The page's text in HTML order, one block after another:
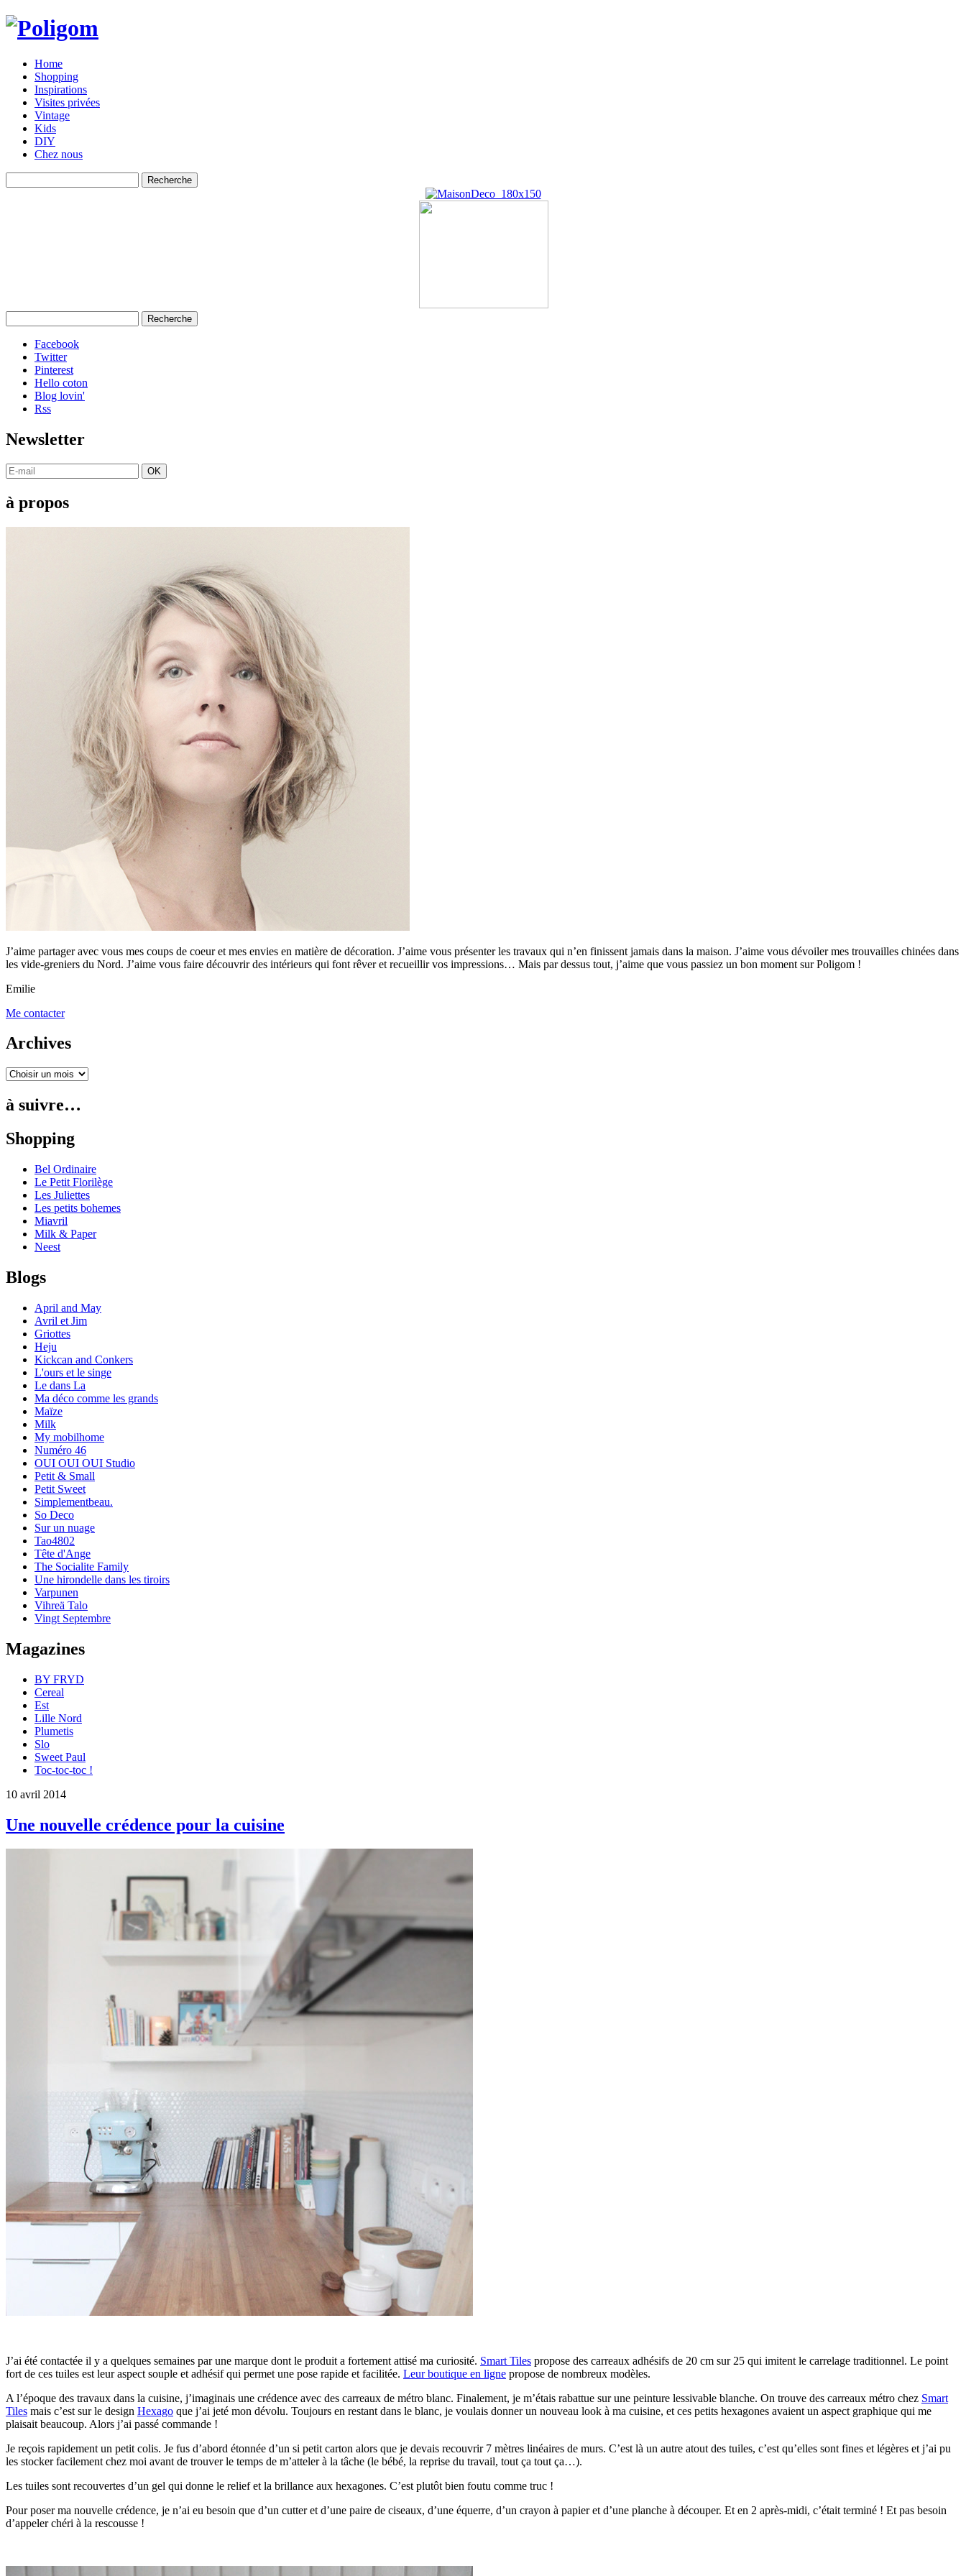
Home
Shopping
Inspirations
Visites privées
Vintage
Kids
DIY
Chez nous
Facebook
Twitter
Pinterest
Hello coton
Blog lovin'
Rss
Newsletter
OK
à propos
J’aime partager avec vous mes coups de coeur et mes envies en matière de décoration. J’aime vous présenter les travaux qui n’en finissent jamais dans la maison. J’aime vous dévoiler mes trouvailles chinées dans
les vide-greniers du Nord. J’aime vous faire découvrir des intérieurs qui font rêver et recueillir vos impressions… Mais par dessus tout, j’aime que vous passiez un bon moment sur Poligom !
Emilie
Me contacter
Archives
à suivre…
Shopping
Bel Ordinaire
Le Petit Florilège
Les Juliettes
Les petits bohemes
Miavril
Milk & Paper
Neest
Blogs
April and May
Avril et Jim
Griottes
Heju
Kickcan and Conkers
L'ours et le singe
Le dans La
Ma déco comme les grands
Maïze
Milk
My mobilhome
Numéro 46
OUI OUI OUI Studio
Petit & Small
Petit Sweet
Simplementbeau.
So Deco
Sur un nuage
Tao4802
Tête d'Ange
The Socialite Family
Une hirondelle dans les tiroirs
Varpunen
Vihreä Talo
Vingt Septembre
Magazines
BY FRYD
Cereal
Est
Lille Nord
Plumetis
Slo
Sweet Paul
Toc-toc-toc !
10 avril 2014
Une nouvelle crédence pour la cuisine
J’ai été contactée il y a quelques semaines par une marque dont le produit a fortement attisé ma curiosité. Smart Tiles propose des carreaux adhésifs de 20 cm sur 25 qui imitent le carrelage traditionnel. Le point
fort de ces tuiles est leur aspect souple et adhésif qui permet une pose rapide et facilitée. Leur boutique en ligne propose de nombreux modèles.
A l’époque des travaux dans la cuisine, j’imaginais une crédence avec des carreaux de métro blanc. Finalement, je m’étais rabattue sur une peinture lessivable blanche. On trouve des carreaux métro chez Smart
Tiles mais c’est sur le design Hexago que j’ai jeté mon dévolu. Toujours en restant dans le blanc, je voulais donner un nouveau look à ma cuisine, et ces petits hexagones avaient un aspect graphique qui me
plaisait beaucoup. Alors j’ai passé commande !
Je reçois rapidement un petit colis. Je fus d’abord étonnée d’un si petit carton alors que je devais recouvrir 7 mètres linéaires de murs. C’est là un autre atout des tuiles, c’est qu’elles sont fines et légères et j’ai pu
les stocker facilement chez moi avant de trouver le temps de m’atteler à la tâche (le bébé, la reprise du travail, tout ça tout ça…).
Les tuiles sont recouvertes d’un gel qui donne le relief et la brillance aux hexagones. C’est plutôt bien foutu comme truc !
Pour poser ma nouvelle crédence, je n’ai eu besoin que d’un cutter et d’une paire de ciseaux, d’une équerre, d’un crayon à papier et d’une planche à découper. Et en 2 après-midi, c’était terminé ! Et pas besoin
d’appeler chéri à la rescousse !